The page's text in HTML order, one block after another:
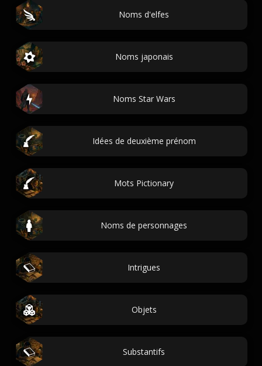
Noms d'elfes
Noms japonais
Noms Star Wars
Idées de deuxième prénom
Mots Pictionary
Noms de personnages
Intrigues
Objets
Substantifs